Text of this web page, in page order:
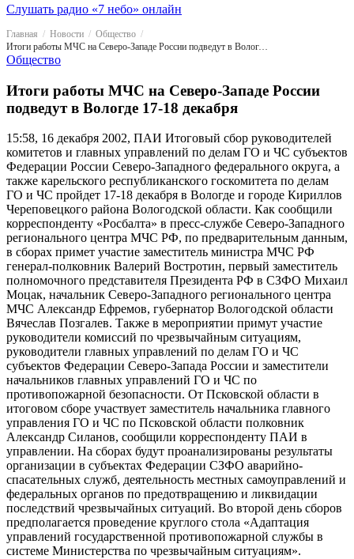
Слушать радио «7 небо» онлайн
Главная Новости
Общество
Итоги работы МЧС на Северо-Западе России подведут в Вологде 17-18 декабря
Общество
Итоги работы МЧС на Северо-Западе России
подведут в Вологде 17-18 декабря
15:58, 16 декабря 2002, ПАИ Итоговый сбор руководителей
комитетов и главных управлений по делам ГО и ЧС субъектов
Федерации России Северо-Западного федерального округа, а
также карельского республиканского госкомитета по делам
ГО и ЧС пройдет 17-18 декабря в Вологде и городе Кириллов
Череповецкого района Вологодской области. Как сообщили
корреспонденту «Росбалта» в пресс-службе Северо-Западного
регионального центра МЧС РФ, по предварительным данным,
в сборах примет участие заместитель министра МЧС РФ
генерал-полковник Валерий Востротин, первый заместитель
полномочного представителя Президента РФ в СЗФО Михаил
Моцак, начальник Северо-Западного регионального центра
МЧС Александр Ефремов, губернатор Вологодской области
Вячеслав Позгалев. Также в мероприятии примут участие
руководители комиссий по чрезвычайным ситуациям,
руководители главных управлений по делам ГО и ЧС
субъектов Федерации Северо-Запада России и заместители
начальников главных управлений ГО и ЧС по
противопожарной безопасности. От Псковской области в
итоговом сборе участвует заместитель начальника главного
управления ГО и ЧС по Псковской области полковник
Александр Силанов, сообщили корреспонденту ПАИ в
управлении. На сборах будут проанализированы результаты
организации в субъектах Федерации СЗФО аварийно-
спасательных служб, деятельность местных самоуправлений и
федеральных органов по предотвращению и ликвидации
последствий чрезвычайных ситуаций. Во второй день сборов
предполагается проведение круглого стола «Адаптация
управлений государственной противопожарной службы в
системе Министерства по чрезвычайным ситуациям».